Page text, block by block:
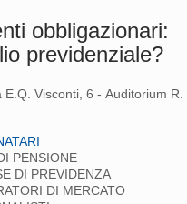
obbligazionari:
previdenziale?
Visconti, 6 - Auditorium R.
PENSIONE
DI PREVIDENZA
DI MERCATO